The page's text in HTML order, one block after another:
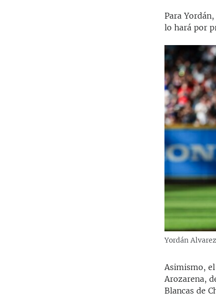
Para
lo hará por
Yordán
Asimismo,
Arozarena,
Blancas de